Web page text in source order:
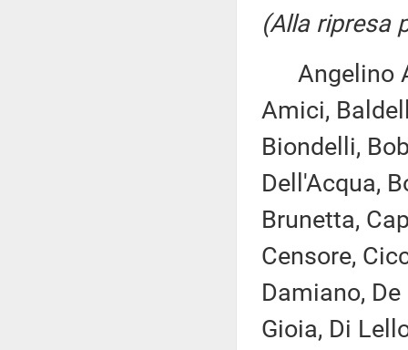
(Alla ripresa
Angelino
Amici,
Biondelli,
Dell'Acqua,
Brunetta,
Censore,
Damiano,
Gioia, Di